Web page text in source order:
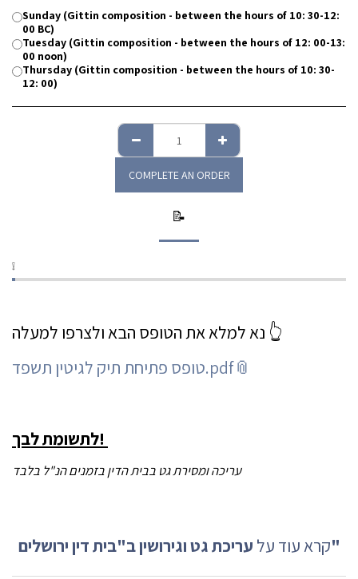
Sunday (Gittin composition - between the hours of 10: 30-12:
00 BC)
Tuesday (Gittin composition - between the hours of 12: 00-13:
00 noon)
Thursday (Gittin composition - between the hours of 10: 30-
12: 00)
COMPLETE AN ORDER
📝
❕
נא למלא את הטופס הבא ולצרפו למעלה 👆
טופס פתיחת תיק לגיטין תשפד.pdf
לתשומת לבך!
עריכה ומסירת גט בבית הדין בזמנים הנ"ל בלבד
קרא עוד על עריכת גט וגירושין ב"בית דין ירושלים"